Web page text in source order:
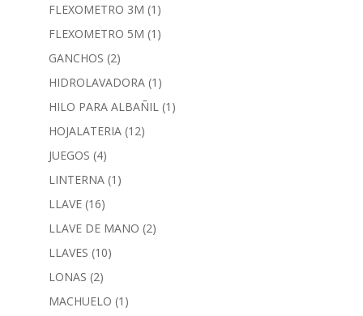
FLEXOMETRO 3M (1)
FLEXOMETRO 5M (1)
GANCHOS (2)
HIDROLAVADORA (1)
HILO PARA ALBAÑIL (1)
HOJALATERIA (12)
JUEGOS (4)
LINTERNA (1)
LLAVE (16)
LLAVE DE MANO (2)
LLAVES (10)
LONAS (2)
MACHUELO (1)